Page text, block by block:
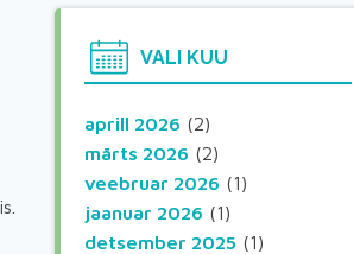
VALI KUU
aprill 2026 (2)
märts 2026 (2)
veebruar 2026 (1)
jaanuar 2026 (1)
detsember 2025 (1)